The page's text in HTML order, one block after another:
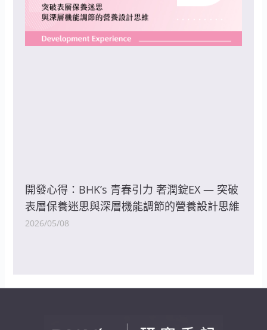
開發心得：BHK’s 青春引力 奢潤錠EX — 突破
表層保養迷思與深層機能調節的營養設計思維
2026/05/08